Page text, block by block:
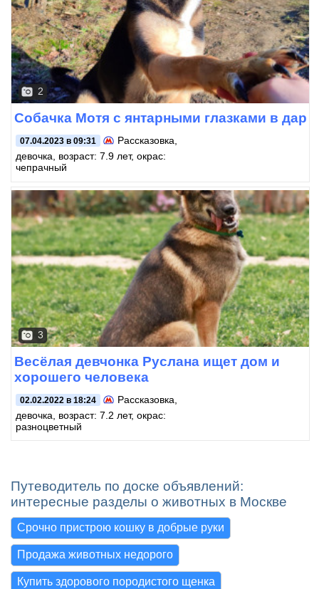
2
Собачка Мотя с янтарными глазками в дар
07.04.2023 в 09:31 Рассказовка
девочка, возраст: 7.9 лет, окрас:
чепрачный
3
Весёлая девчонка Руслана ищет дом и
хорошего человека
02.02.2022 в 18:24 Рассказовка
девочка, возраст: 7.2 лет, окрас:
разноцветный
Путеводитель по доске объявлений:
интересные разделы о животных в Москве
Срочно пристрою кошку в добрые руки
Продажа животных недорого
Купить здорового породистого щенка